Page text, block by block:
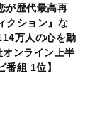
が歴代最高再
クション』な
万人の心を動
ンライン上半
組 1位】